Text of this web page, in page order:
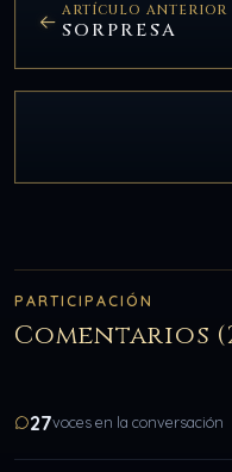
ARTÍCULO ANTERIOR
SORPRESA
PARTICIPACIÓN
Comentarios
27voces en la conversación